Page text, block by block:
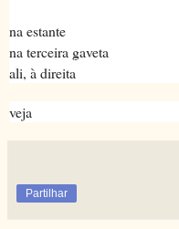
na estante
na terceira gaveta
ali, à direita
veja
Partilhar